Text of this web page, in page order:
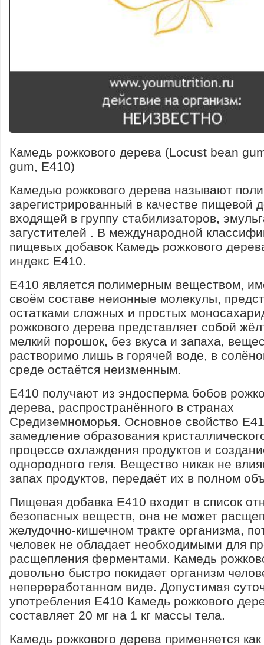
Камедь рожкового дерева (Locust bean
gum, E410)
Камедью рожкового дерева называют
зарегистрированный в качестве пищевой
входящей в группу стабилизаторов,
загустителей . В международной
пищевых добавок Камедь рожкового
индекс Е410.
Е410 является полимерным веществом,
своём составе неионные молекулы,
остатками сложных и простых
рожкового дерева представляет собой
мелкий порошок, без вкуса и запаха,
растворимо лишь в горячей воде, в
среде остаётся неизменным.
Е410 получают из эндосперма бобов
дерева, распространённого в странах
Средиземноморья. Основное свойство
замедление образования
процессе охлаждения продуктов и
однородного геля. Вещество никак не
запах продуктов, передаёт их в полном
Пищевая добавка Е410 входит в список
безопасных веществ, она не может
желудочно-кишечном тракте организма,
человек не обладает необходимыми для
расщепления ферментами. Камедь
довольно быстро покидает организм
непереработанном виде. Допустимая
употребления Е410 Камедь рожкового
составляет 20 мг на 1 кг массы тела.
Камедь рожкового дерева применяется как